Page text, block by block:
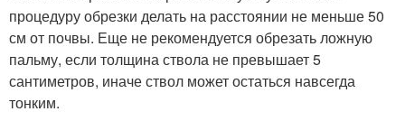
процедуру обрезки делать на расстоянии не меньше 50
см от почвы. Еще не рекомендуется обрезать ложную
пальму, если толщина ствола не превышает 5
сантиметров, иначе ствол может остаться навсегда
тонким.